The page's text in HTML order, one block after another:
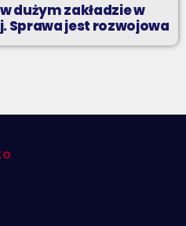
dużym zakładzie w
Sprawa jest rozwojowa